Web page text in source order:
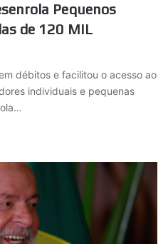
Pequenos
de 120 MIL
débitos e facilitou o acesso ao
individuais e pequenas